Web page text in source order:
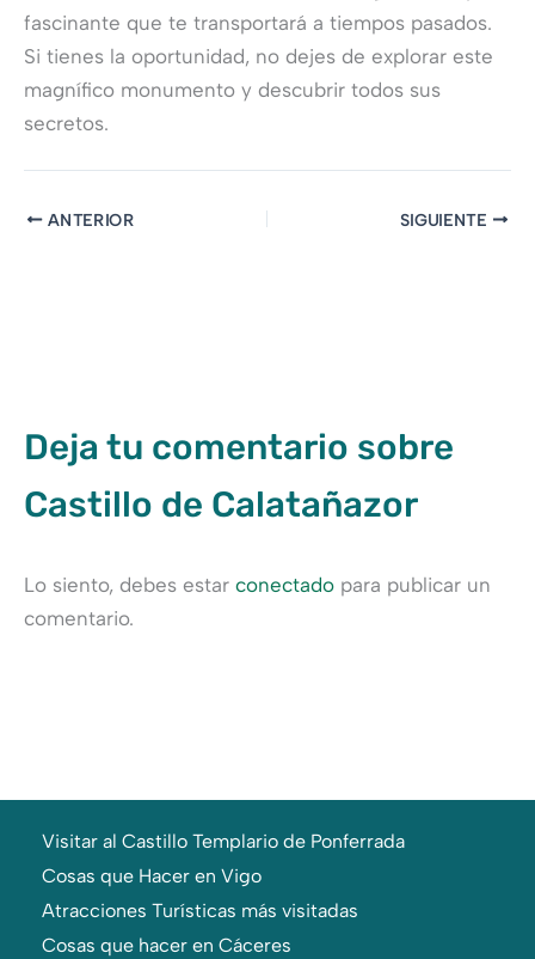
fascinante que te transportará a tiempos pasados.
Si tienes la oportunidad, no dejes de explorar este
magnífico monumento y descubrir todos sus
secretos.
ANTERIOR SIGUIENTE
Deja tu comentario sobre
Castillo de Calatañazor
Lo siento, debes estar conectado para publicar un
comentario.
Visitar al Castillo Templario de Ponferrada
Cosas que Hacer en Vigo
Atracciones Turísticas más visitadas
Cosas que hacer en Cáceres